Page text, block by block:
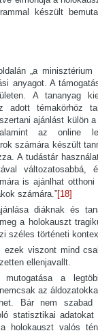
készült
„a
anyagot. A
A tananyag
adott témakörhöz
ajánlást külön
az online
számára készült
A tudástár
változatosabbá,
is ajánlhat
számára.”[18]
diáknak és
a holokauszt
széles történeti
viszont mind
ellenjavallt.
a
az
Bár nem szabad
statisztikai
holokauszt valós